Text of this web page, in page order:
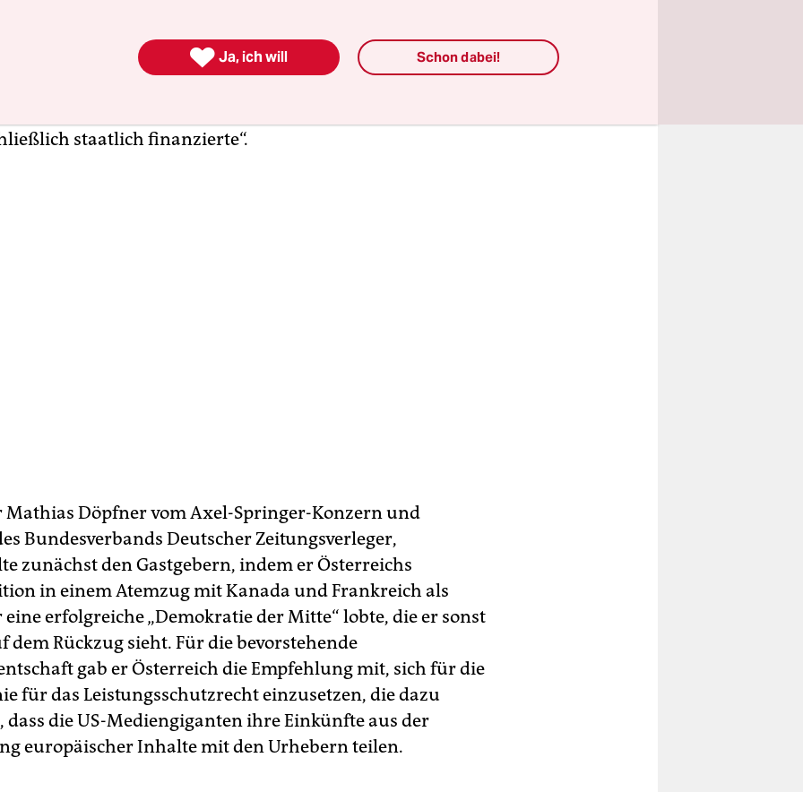
Angesichts der Medienmacht der US-Konzerne
Frage, ob es in zehn Jahren noch österreichische
staatlich finanzierte“.
Mathias Döpfner vom Axel-Springer-Konzern und
Bundesverbands Deutscher Zeitungsverleger,
zunächst den Gastgebern, indem er Österreichs
in einem Atemzug mit Kanada und Frankreich als
erfolgreiche „Demokratie der Mitte“ lobte, die er sonst
dem Rückzug sieht. Für die bevorstehende
gab er Österreich die Empfehlung mit, sich für die
für das Leistungsschutzrecht einzusetzen, die dazu
die US-Mediengiganten ihre Einkünfte aus der
europäischer Inhalte mit den Urhebern teilen.
 Ja, ich will Schon dabei!